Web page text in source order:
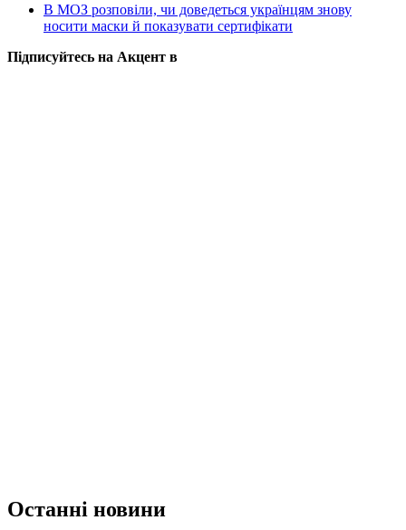
В МОЗ розповіли, чи доведеться українцям знову
носити маски й показувати сертифікати
Підписуйтесь на Акцент в
Останні новини